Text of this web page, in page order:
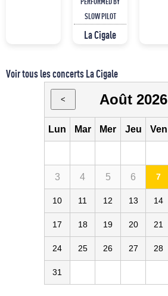
SLOW PILOT
La Cigale
Voir tous les concerts La Cigale
< Août 2026
Lun Mar Mer Jeu Ven
3 4 5 6 7
10 11 12 13 14
17 18 19 20 21
24 25 26 27 28
31